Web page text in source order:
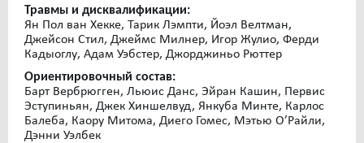
Травмы и дисквалификации:
Ян Пол ван Хекке, Тарик Лэмпти, Йоэл Велтман,
Джейсон Стил, Джеймс Милнер, Игор Жулио, Ферди
Кадыоглу, Адам Уэбстер, Джорджиньо Рюттер
Ориентировочный состав:
Барт Вербрюгген, Льюис Данс, Эйран Кашин, Первис
Эступиньян, Джек Хиншелвуд, Янкуба Минте, Карлос
Балеба, Каору Митома, Диего Гомес, Мэтью О’Райли,
Дэнни Уэлбек